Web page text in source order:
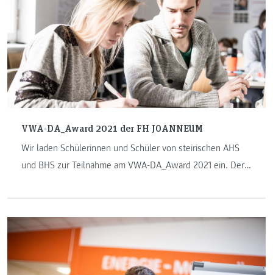
VWA-DA_Award 2021 der FH JOANNEUM
Wir laden Schülerinnen und Schüler von steirischen AHS
und BHS zur Teilnahme am VWA-DA_Award 2021 ein. Der